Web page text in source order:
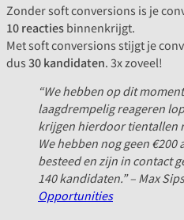
Zonder soft conversions is je
10 reactiesbinnenkrijgt.
Met soft conversions stijgt je
dus30 kandidaten. 3x zoveel!
“We hebben op dit
laagdrempelig reageren
krijgen hierdoor tientallen
We hebben nog geen
besteed en zijn in contact
140 kandidaten.” – Max
Opportunities